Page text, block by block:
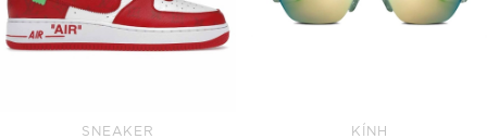
SNEAKER KÍNH